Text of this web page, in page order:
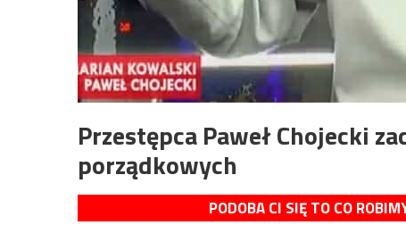
Przestępca Paweł Chojecki
porządkowych
PODOBA CI SIĘ TO CO